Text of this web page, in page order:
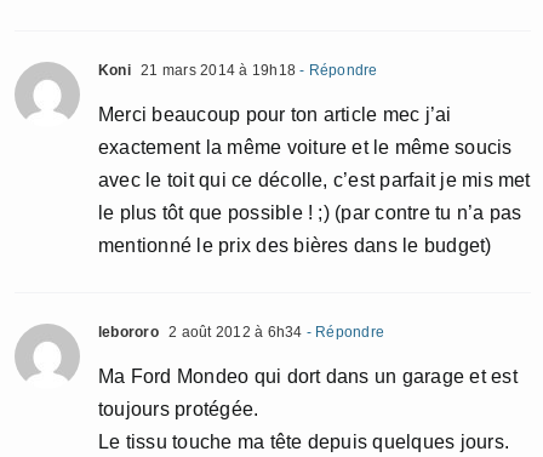
Koni 21 mars 2014 à 19h18 - Répondre
Merci beaucoup pour ton article mec j’ai
exactement la même voiture et le même soucis
avec le toit qui ce décolle, c’est parfait je mis met
le plus tôt que possible ! ;) (par contre tu n’a pas
mentionné le prix des bières dans le budget)
lebororo 2 août 2012 à 6h34 - Répondre
Ma Ford Mondeo qui dort dans un garage et est
toujours protégée.
Le tissu touche ma tête depuis quelques jours.